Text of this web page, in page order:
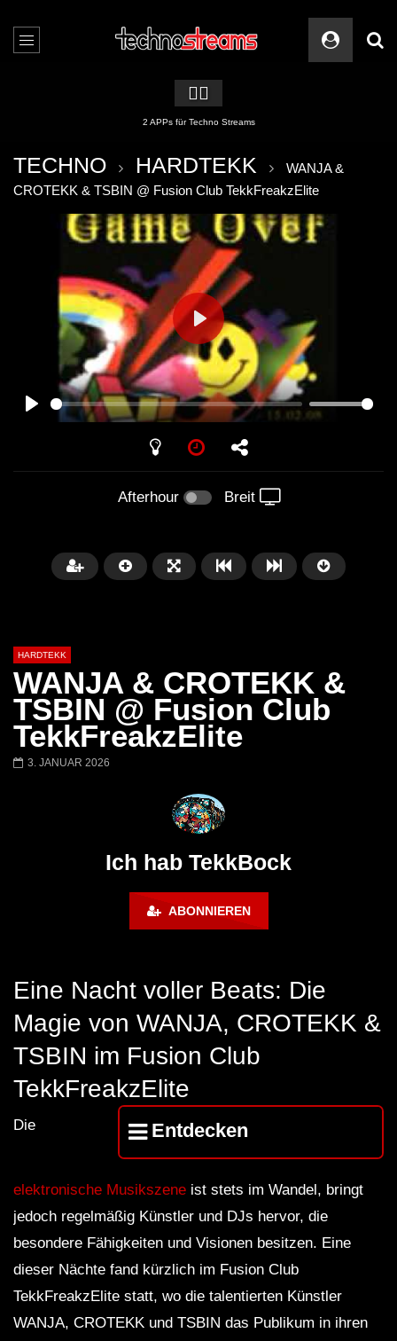
🏳️‍🌈
2 APPs für Techno Streams
TECHNO HARDTEKK
WANJA &
CROTEKK & TSBIN @ Fusion Club TekkFreakzElite
PLAY
PLAY
Afterhour Breit
Später
Halberstadt 06.07.13 [HQ]
HARDTEKK
WANJA & CROTEKK &
TSBIN @ Fusion Club
TekkFreakzElite
3. JANUAR 2026
Ich hab TekkBock
ABONNIEREN
Eine Nacht voller Beats: Die
Magie von WANJA, CROTEKK &
TSBIN im Fusion Club
TekkFreakzElite
Entdecken
Die
elektronische Musikszene ist stets im Wandel, bringt
jedoch regelmäßig Künstler und DJs hervor, die
besondere Fähigkeiten und Visionen besitzen. Eine
dieser Nächte fand kürzlich im Fusion Club
TekkFreakzElite statt, wo die talentierten Künstler
WANJA, CROTEKK und TSBIN das Publikum in ihren